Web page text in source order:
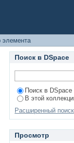
элемента
Поиск в DSpace
Поиск в DSpace
В этой
Расширенный поиск
Просмотр